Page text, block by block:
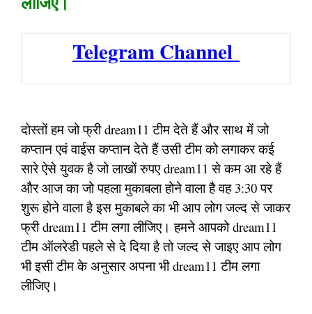
Telegram Channel
दोस्तों हम जो फ्री dream11 टीम देते हैं और साथ में जो
कप्तान एवं वाईस कप्तान देते हैं उसी टीम को लगाकर कई
सारे ऐसे युवक है जो लाखों रुपए dream11 से कम आ रहे हैं
और आज का जो पहला मुकाबला होने वाला है वह 3:30 पर
शुरू होने वाला है इस मुकाबले का भी आप लोग जल्द से जाकर
फ्री dream11 टीम लगा लीजिए। हमने आपको dream11
टीम ऑलरेडी पहले से दे दिया है तो जल्द से जाइए आप लोग
भी इसी टीम के अनुसार अपना भी dream11 टीम लगा
लीजिए।